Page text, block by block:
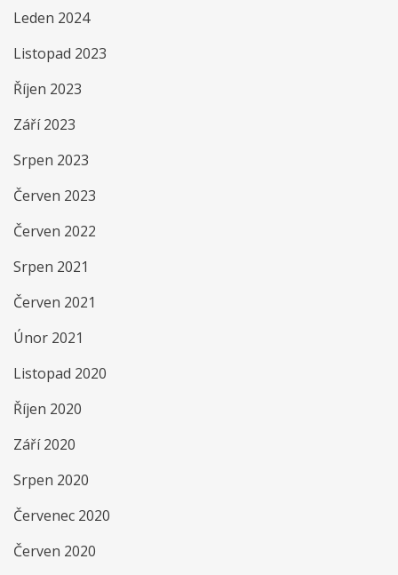
Leden 2024
Listopad 2023
Říjen 2023
Září 2023
Srpen 2023
Červen 2023
Červen 2022
Srpen 2021
Červen 2021
Únor 2021
Listopad 2020
Říjen 2020
Září 2020
Srpen 2020
Červenec 2020
Červen 2020